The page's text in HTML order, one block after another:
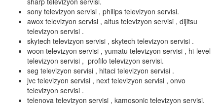
sony televizyon servisi , philips televizyon servisi.
awox televizyon servisi , altus televizyon servisi , dijitsu
televizyon servisi .
skytech televizyon servisi , skytech televizyon servisi .
woon televizyon servisi , yumatu televizyon servisi , hi-level
televizyon servisi , profilo televizyon servisi.
seg televizyon servisi , hitaci televizyon servisi .
jvc televizyon servisi , next televizyon servisi , onvo
televizyon servisi .
telenova televizyon servisi , kamosonic televizyon servisi.